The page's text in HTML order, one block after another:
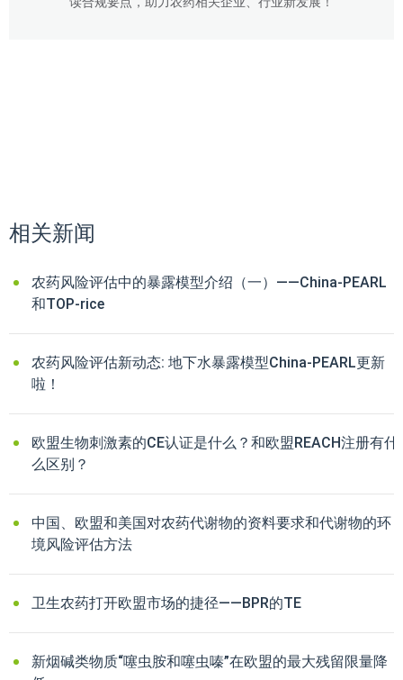
相关新闻
农药风险评估中的暴露模型介绍（一）——China-PEARL
和TOP-rice
农药风险评估新动态: 地下水暴露模型China-PEARL更新
啦！
欧盟生物刺激素的CE认证是什么？和欧盟REACH注册有什
么区别？
中国、欧盟和美国对农药代谢物的资料要求和代谢物的环
境风险评估方法
卫生农药打开欧盟市场的捷径——BPR的TE
新烟碱类物质“噻虫胺和噻虫嗪”在欧盟的最大残留限量降